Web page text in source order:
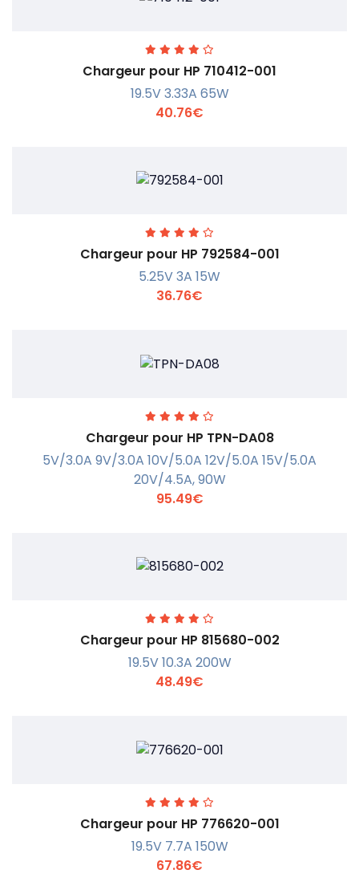
En savoir +
Chargeur pour HP 710412-001
19.5V 3.33A 65W
40.76€
En savoir +
Chargeur pour HP 792584-001
5.25V 3A 15W
36.76€
Chargeur pour HP TPN-DA08
5V/3.0A 9V/3.0A 10V/5.0A 12V/5.0A 15V/5.0A
20V/4.5A, 90W
95.49€
En savoir +
Chargeur pour HP 815680-002
19.5V 10.3A 200W
48.49€
Chargeur pour HP 776620-001
19.5V 7.7A 150W
67.86€